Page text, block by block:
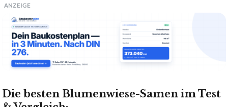
ANZEIGE
Die besten Blumenwiese-Samen im Test